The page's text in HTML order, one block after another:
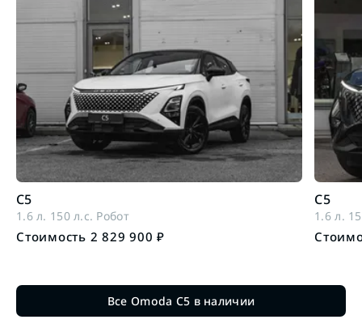
C5
1.6 л. 150 л.с. Робот
Стоимость 2 829 900 ₽
C5
1.6 л.
Все Omoda C5 в наличии